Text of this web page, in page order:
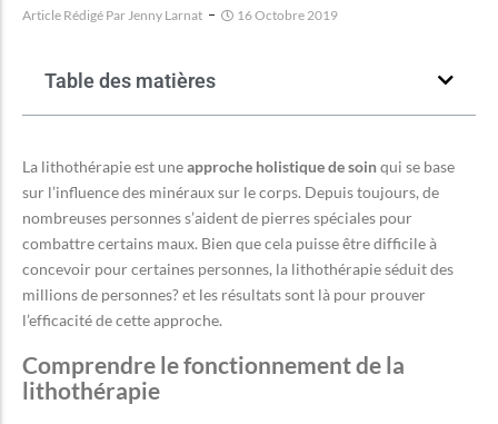
Article Rédigé Par Jenny Larnat 16 Octobre 2019
Table des matières
La lithothérapie est uneapproche holistique de soinqui se base
sur l’influence des minéraux sur le corps. Depuis toujours, de
nombreuses personnes s’aident de pierres spéciales pour
combattre certains maux. Bien que cela puisse être difficile à
concevoir pour certaines personnes, la lithothérapie séduit des
millions de personnes? et les résultats sont là pour prouver
l’efficacité de cette approche.
Comprendre le fonctionnement de la
lithothérapie